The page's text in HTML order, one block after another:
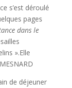
s’est déroulé
pages
dans le
».Elle
de déjeuner